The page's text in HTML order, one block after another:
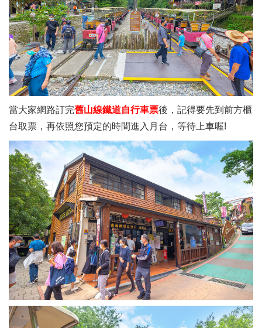
當大家網路訂完舊山線鐵道自行車票後，記得要先到前方櫃
台取票，再依照您預定的時間進入月台，等待上車喔!